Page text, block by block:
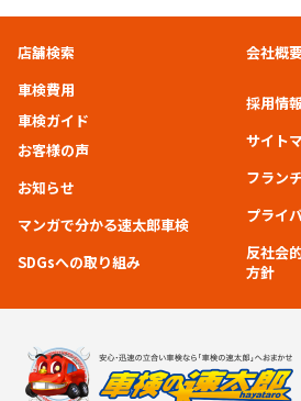
店舗検索
車検費用
車検ガイド
お客様の声
お知らせ
マンガで分かる速太郎車検
SDGsへの取り組み
会社概
採用情報
サイト
フラン
プライ
反社会
方針